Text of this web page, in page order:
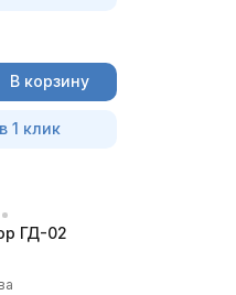
В корзину
1 клик
ГД-02